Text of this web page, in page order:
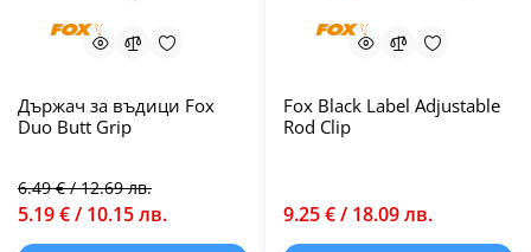
Държач за въдици Fox
Duo Butt Grip
6.49 € / 12.69 лв.
5.19 € / 10.15 лв.
Fox Black Label Adjustable
Rod Clip
9.25 € / 18.09 лв.